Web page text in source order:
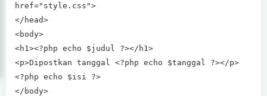
href="style.css">
</head>
<body>
<h1><?php echo $judul ?></h1>
<p>Dipostkan tanggal <?php echo $tanggal ?></p>
<?php echo $isi ?>
</body>